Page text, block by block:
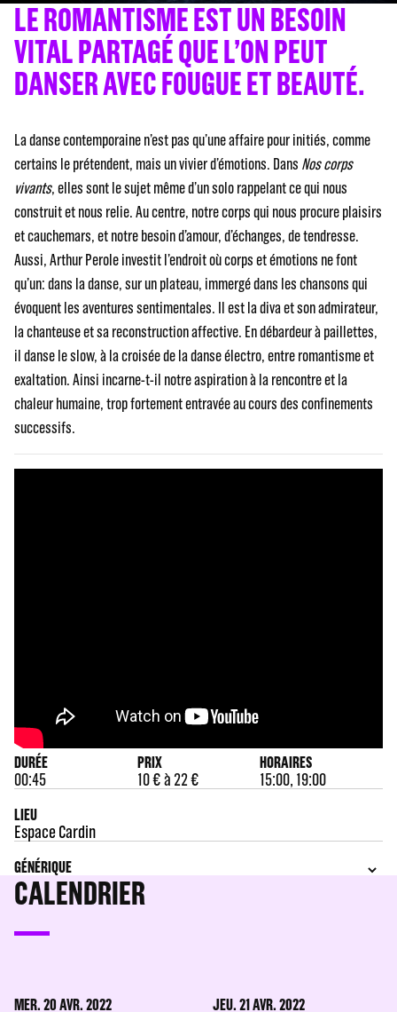
LE ROMANTISME EST UN BESOIN
VITAL PARTAGÉ QUE L’ON PEUT
DANSER AVEC FOUGUE ET BEAUTÉ.
La danse contemporaine n’est pas qu’une affaire pour initiés, comme
certains le prétendent, mais un vivier d’émotions. Dans Nos corps
vivants, elles sont le sujet même d’un solo rappelant ce qui nous
construit et nous relie. Au centre, notre corps qui nous procure plaisirs
et cauchemars, et notre besoin d’amour, d’échanges, de tendresse.
Aussi, Arthur Perole investit l’endroit où corps et émotions ne font
qu’un: dans la danse, sur un plateau, immergé dans les chansons qui
évoquent les aventures sentimentales. Il est la diva et son admirateur,
la chanteuse et sa reconstruction affective. En débardeur à paillettes,
il danse le slow, à la croisée de la danse électro, entre romantisme et
exaltation. Ainsi incarne-t-il notre aspiration à la rencontre et la
chaleur humaine, trop fortement entravée au cours des confinements
successifs.
DURÉE
00:45
PRIX
10 € à 22 €
HORAIRES
15:00, 19:00
LIEU
Espace Cardin
GÉNÉRIQUE
CALENDRIER
MER. 20 AVR. 2022 JEU. 21 AVR. 2022